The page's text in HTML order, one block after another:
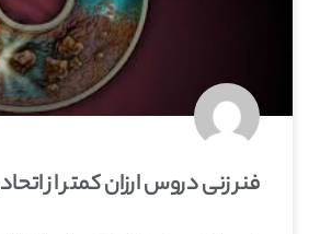
فنر زنی دروس ارزان کمتر از